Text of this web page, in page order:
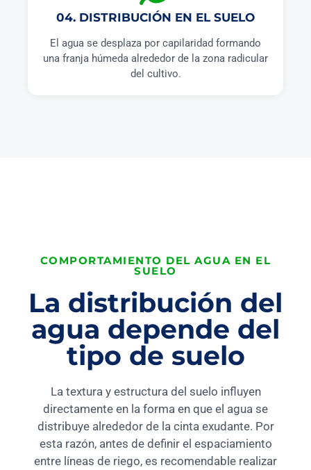
04. DISTRIBUCIÓN EN EL SUELO
El agua se desplaza por capilaridad formando
una franja húmeda alrededor de la zona radicular
del cultivo.
COMPORTAMIENTO DEL AGUA EN EL
SUELO
La distribución del
agua depende del
tipo de suelo
La textura y estructura del suelo influyen
directamente en la forma en que el agua se
distribuye alrededor de la cinta exudante. Por
esta razón, antes de definir el espaciamiento
entre líneas de riego, es recomendable realizar